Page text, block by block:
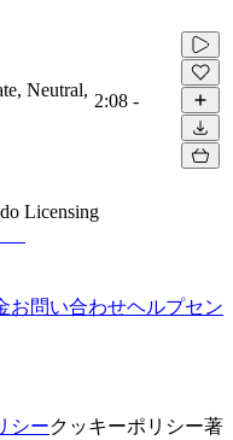
Neutral,
2:08 -
Licensing
お問い合わせヘルプセン
シークッキーポリシー著